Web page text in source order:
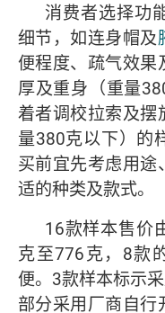
消费者选择功
细节，如连身帽及
便程度、疏气效果
厚及重身（重量
着者调校拉索及摆
量380克以下）的
买前宜先考虑用
适的种类及款式。
16款样本售价
克至776克，8款
便。3款样本标示
部分采用厂商自行